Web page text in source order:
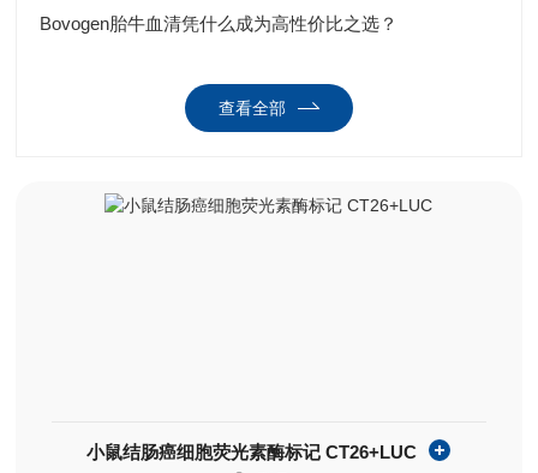
Bovogen胎牛血清凭什么成为高性价比之选？
查看全部
小鼠结肠癌细胞荧光素酶标记 CT26+LUC